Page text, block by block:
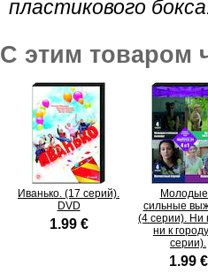
пластикового
С этим товаром
Иванько. (17 серий).
DVD
1.99 €
сильные
(4 серии). Ни
ни к
серии).
1.99 €